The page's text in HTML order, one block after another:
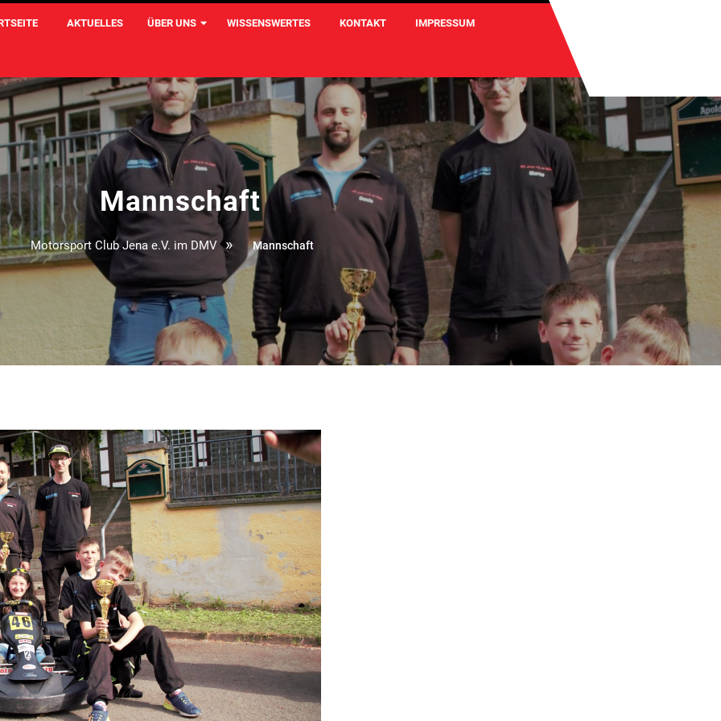
AKTUELLES ÜBER UNS WISSENSWERTES KONTAKT IMPRESSUM
Mannschaft
Motorsport Club Jena e.V. im DMV» Mannschaft